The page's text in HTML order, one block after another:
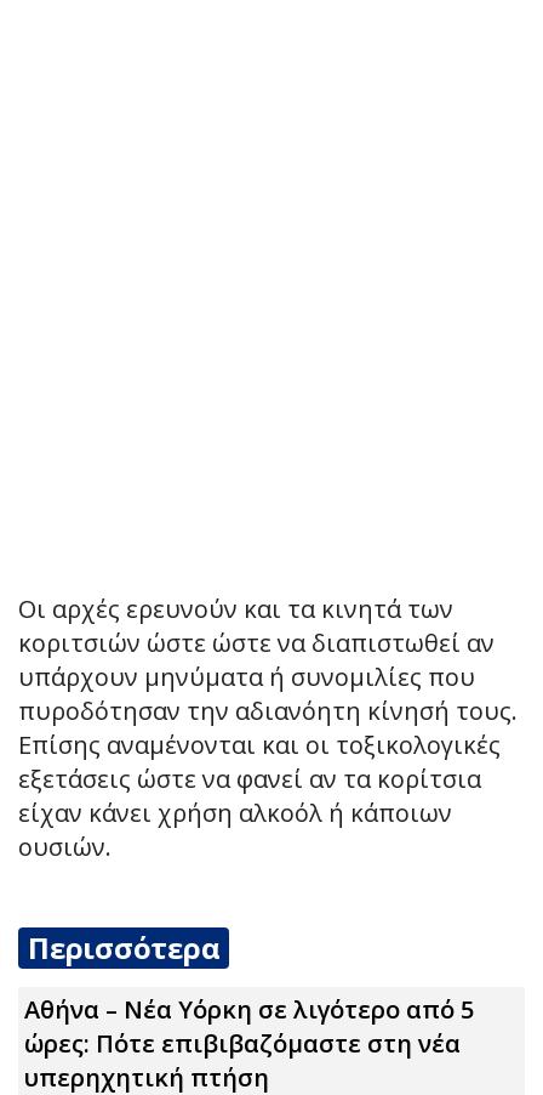
Οι αρχές ερευνούν και τα κινητά των
κοριτσιών ώστε ώστε να διαπιστωθεί αν
υπάρχουν μηνύματα ή συνομιλίες που
πυροδότησαν την αδιανόητη κίνησή τους.
Επίσης αναμένονται και οι τοξικολογικές
εξετάσεις ώστε να φανεί αν τα κορίτσια
είχαν κάνει χρήση αλκοόλ ή κάποιων
ουσιών.
Περισσότερα
Αθήνα – Νέα Υόρκη σε λιγότερο από 5
ώρες: Πότε επιβιβαζόμαστε στη νέα
υπερηχητική πτήση